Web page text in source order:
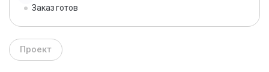
Заказ готов
Проект